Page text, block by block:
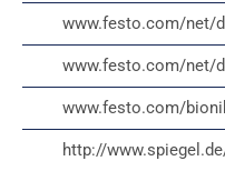
www.festo.com/net/
www.festo.com/net/
www.festo.com/
http://